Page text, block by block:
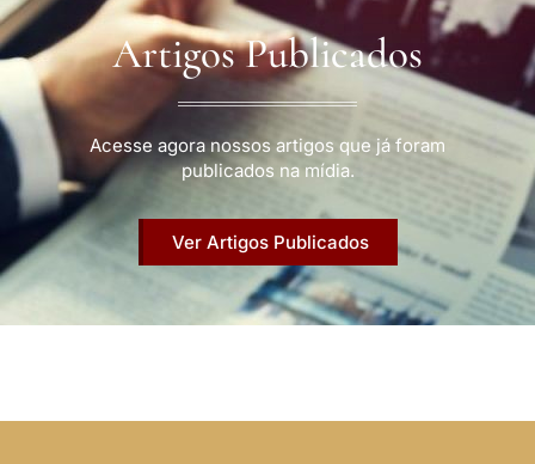
Artigos Publicados
Acesse agora nossos artigos que já foram
publicados na mídia.
Ver Artigos Publicados